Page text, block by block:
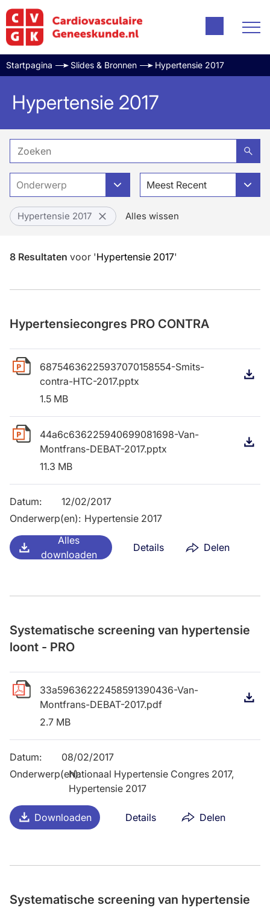
Startpagina Slides & Bronnen Hypertensie 2017
Hypertensie 2017
Onderwerp Meest Recent
Hypertensie 2017 Alles wissen
8 Resultaten voor 'Hypertensie 2017'
Alles
downloaden
Details Delen
Hypertensiecongres PRO CONTRA
68754636225937070158554-Smits-
contra-HTC-2017.pptx
1.5 MB
44a6c636225940699081698-Van-
Montfrans-DEBAT-2017.pptx
11.3 MB
Datum:
12/02/2017
Onderwerp(en): Hypertensie 2017
Downloaden Details Delen
Systematische screening van hypertensie
loont - PRO
33a59636222458591390436-Van-
Montfrans-DEBAT-2017.pdf
2.7 MB
Datum:
08/02/2017
Onderwerp(en):
Nationaal Hypertensie Congres 2017,
Hypertensie 2017
Systematische screening van hypertensie